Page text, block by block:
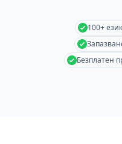
100+
Безплатен